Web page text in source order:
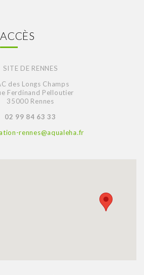
ACCÈS
SITE DE RENNES
des Longs Champs
Ferdinand Pelloutier
35000 Rennes
02 99 84 63 33
rennes@aqualeha.fr